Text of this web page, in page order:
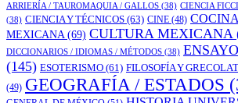
ARRIERÍA / TAUROMAQUIA / GALLOS (38) CIENCIA
(38) CIENCIA Y TÉCNICOS (63) CINE (48) COCINA
MEXICANA (69) CULTURA MEXICANA
DICCIONARIOS / IDIOMAS / MÉTODOS (38)
(145) ESOTERISMO (61) FILOSOFÍA Y
(49) GEOGRAFÍA / ESTADOS